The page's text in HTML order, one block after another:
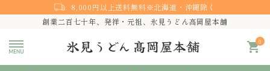
8,000円以上送料無料※北海道・沖縄除く
創業二百七十年、発祥・元祖、氷見うどん高岡屋本舗
0
shopping_cart